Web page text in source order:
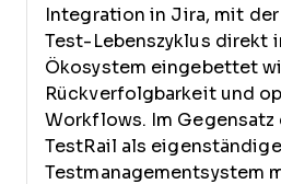
Integration in Jira, mit
Test-Lebenszyklus direkt
Ökosystem eingebettet
Rückverfolgbarkeit und
Workflows. Im Gegensatz
TestRail als
Testmanagementsystem